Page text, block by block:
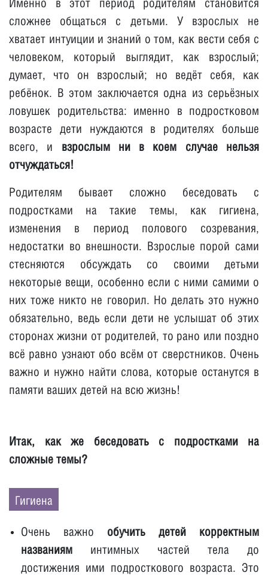
Именно в этот период родителям становится
сложнее общаться с детьми. У взрослых не
хватает интуиции и знаний о том, как вести себя с
человеком, который выглядит, как взрослый;
думает, что он взрослый; но ведёт себя, как
ребёнок. В этом заключается одна из серьёзных
ловушек родительства: именно в подростковом
возрасте дети нуждаются в родителях больше
всего, и взрослым ни в коем случае нельзя
отчуждаться!
Родителям бывает сложно беседовать с
подростками на такие темы, как гигиена,
изменения в период полового созревания,
недостатки во внешности. Взрослые порой сами
стесняются обсуждать со своими детьми
некоторые вещи, особенно если с ними самими о
них тоже никто не говорил. Но делать это нужно
обязательно, ведь если дети не услышат об этих
сторонах жизни от родителей, то рано или поздно
всё равно узнают обо всём от сверстников. Очень
важно и нужно найти слова, которые останутся в
памяти ваших детей на всю жизнь!
Итак, как же беседовать с подростками на
сложные темы?
Гигиена
Очень важно обучить детей корректным
названиям интимных частей тела до
достижения ими подросткового возраста. Это